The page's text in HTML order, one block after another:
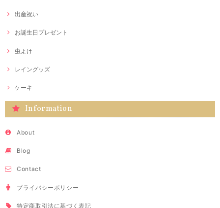
出産祝い
お誕生日プレゼント
虫よけ
レイングッズ
ケーキ
Information
About
Blog
Contact
プライバシーポリシー
特定商取引法に基づく表記